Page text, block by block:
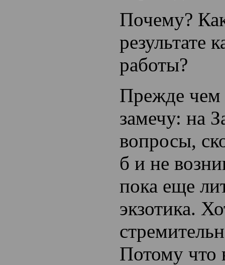
Почему?
результате
работы?
Прежде чем
замечу: на
вопросы,
б и не
пока еще
экзотика.
Потому что